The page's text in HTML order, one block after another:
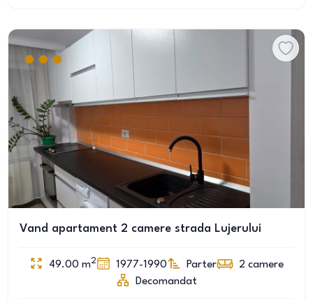
Vand apartament 2 camere strada Lujerului
49.00 m2 1977-1990 Parter 2 camere
Decomandat